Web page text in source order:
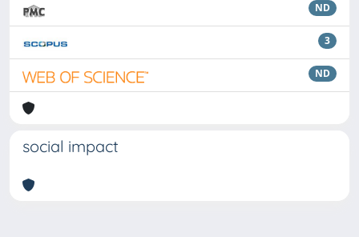
ND
3
ND
social impact